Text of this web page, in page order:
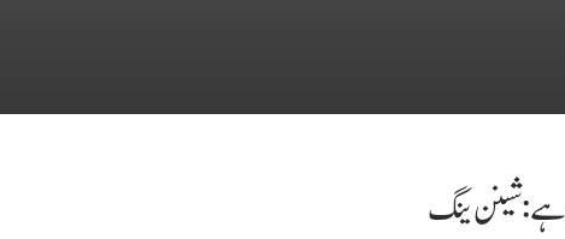
ہے: شینن ینگ